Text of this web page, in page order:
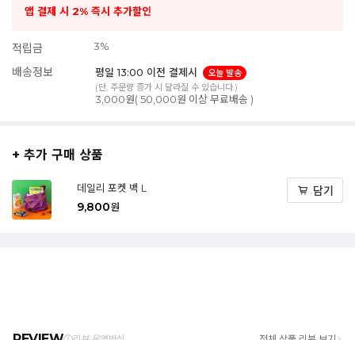
앱 결제 시 2% 즉시 추가할인
적립금 3%
배송정보 평일 13:00 이전 결제시
오늘 발송
(단, 주문량 증가 시 달라질 수 있습니다.)
3,000원( 50,000원 이상 무료배송 )
+ 추가 구매 상품
데일리 포켓 백 L
9,800원
담기